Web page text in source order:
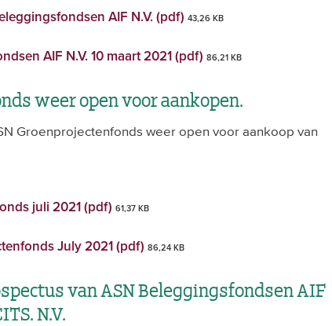
AIF N.V. (pdf) 43,26 KB
AIF N.V. 10 maart 2021 (pdf) 86,21 KB
weer open voor aankopen.
Groenprojectenfonds weer open voor aankoop van
juli 2021 (pdf) 61,37 KB
July 2021 (pdf) 86,24 KB
van ASN Beleggingsfondsen AIF
N.V.